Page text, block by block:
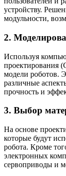
устройству.
модульности,
2.
Используя
проектирования
модели роботов.
различные
прочность и
3. Выбор
На основе
которые будут
робота. Кроме
электронных
сервоприводы и